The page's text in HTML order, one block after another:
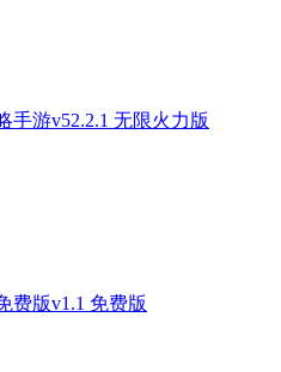
手游v52.2.1 无限火力版
费版v1.1 免费版